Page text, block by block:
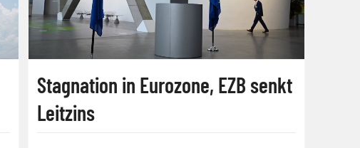
Stagnation in Eurozone, EZB senkt
Leitzins